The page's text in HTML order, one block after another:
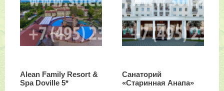
Alean Family Resort &
Spa Doville 5*
Санаторий
«Старинная Анапа»